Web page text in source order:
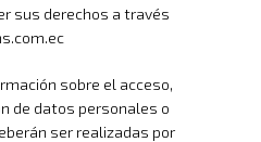
sus derechos a través
sobre el acceso,
de datos personales o
ser realizadas por